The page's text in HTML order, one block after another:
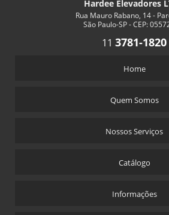
Hardee Elevadores
Rua Mauro Rabano, 14 -
São Paulo-SP - CEP:
11 3781-1820
Home
Quem Somos
Nossos Serviços
Catálogo
Informações